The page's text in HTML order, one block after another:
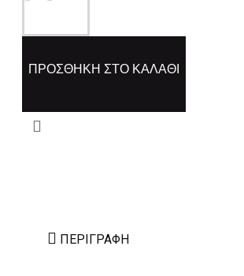
ΠΡΟΣΘΉΚΗ ΣΤΟ ΚΑΛΆΘΙ
ΠΕΡΙΓΡΑΦΉ